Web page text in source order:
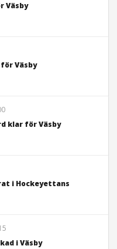
Väsby
Väsby
klar för Väsby
i Hockeyettans
i Väsby